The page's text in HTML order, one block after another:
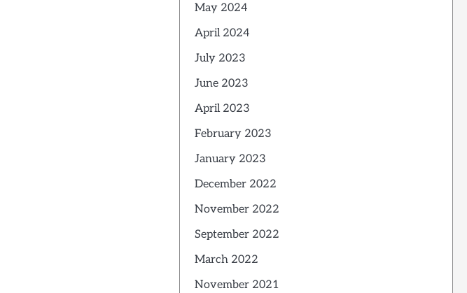
May 2024
April 2024
July 2023
June 2023
April 2023
February 2023
January 2023
December 2022
November 2022
September 2022
March 2022
November 2021